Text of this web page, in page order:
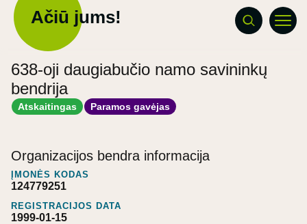
Ačiū jums!
638-oji daugiabučio namo savininkų
bendrija
Atskaitingas Paramos gavėjas
Organizacijos bendra informacija
ĮMONĖS KODAS
124779251
REGISTRACIJOS DATA
1999-01-15